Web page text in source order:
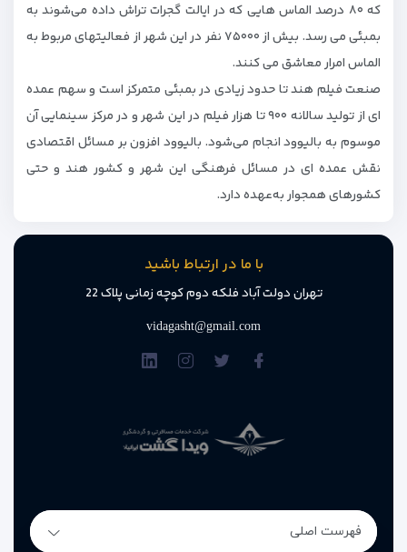
که ۸۰ درصد الماس هایی که در ایالت گجرات تراش داده می‌شوند به
بمبئی می رسد. بیش از ۷۵۰۰۰ نفر در این شهر از فعالیتهای مربوط به
الماس امرار معاشق می کنند.
صنعت فیلم هند تا حدود زیادی در بمبئی متمرکز است و سهم عمده
ای از تولید سالانه ۹۰۰ تا هزار فیلم در این شهر و در مرکز سینمایی آن
موسوم به بالیوود انجام می‌شود. بالیوود افزون بر مسائل اقتصادی
نقش عمده ای در مسائل فرهنگی این شهر و کشور هند و حتی
کشورهای همجوار به‌عهده دارد.
با ما در ارتباط باشید
تهران دولت آباد فلکه دوم کوچه زمانی پلاک 22
vidagasht@gmail.com
فهرست اصلی